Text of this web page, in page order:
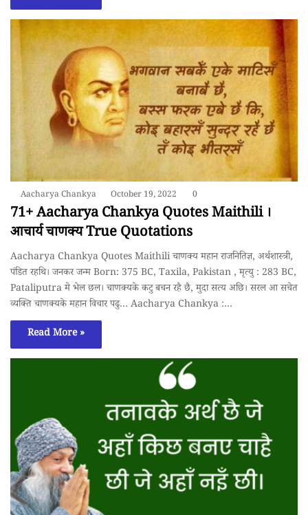
Aacharya Chankya October 19, 2022 0
71+ Aacharya Chankya Quotes Maithili ।
आचार्य चाणक्य True Quotations
Aacharya Chankya Quotes Maithili चाणक्य महान राजनितिज्ञ, अर्थशास्त्री,
पंडित रहथि। जनकर जन्म Born: 375 BC, Taxila, Pakistan , मृत्यु : 283 BC,
Pataliputra मे भेल छल। चाणक्यके कटु बचन रहै छै, मुदा सत्य अछि। सरल आ सचेत
व्यक्ति चाणक्यके महान विचार पढु… Aacharya Chankya :…
Read More »